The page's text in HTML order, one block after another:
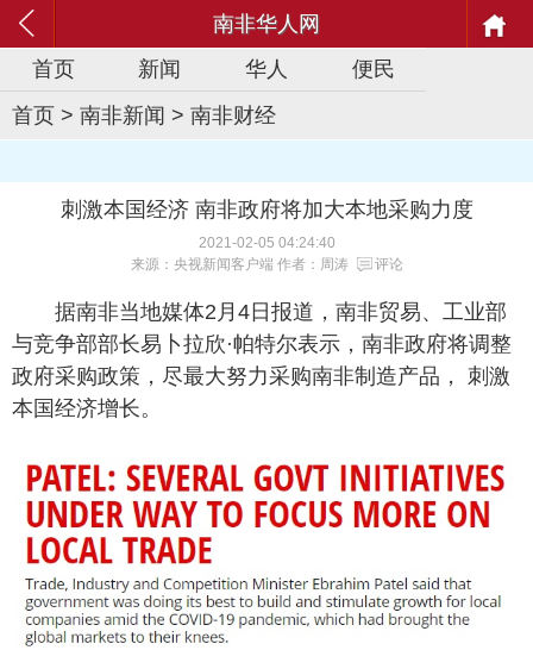
南非华人网
首页
新闻 华人
便民
首页 > 南非新闻 > 南非财经
刺激本国经济 南非政府将加大本地采购力度
2021-02-05 04:24:40
来源：央视新闻客户端 作者：周涛
评论
据南非当地媒体2月4日报道，南非贸易、工业部
与竞争部部长易卜拉欣·帕特尔表示，南非政府将调整
政府采购政策，尽最大努力采购南非制造产品， 刺激
本国经济增长。